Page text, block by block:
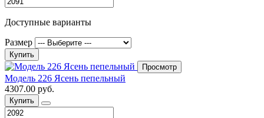
Доступные варианты
Размер
Купить
Просмотр
Модель 226 Ясень пепельный
4307.00 руб.
Купить